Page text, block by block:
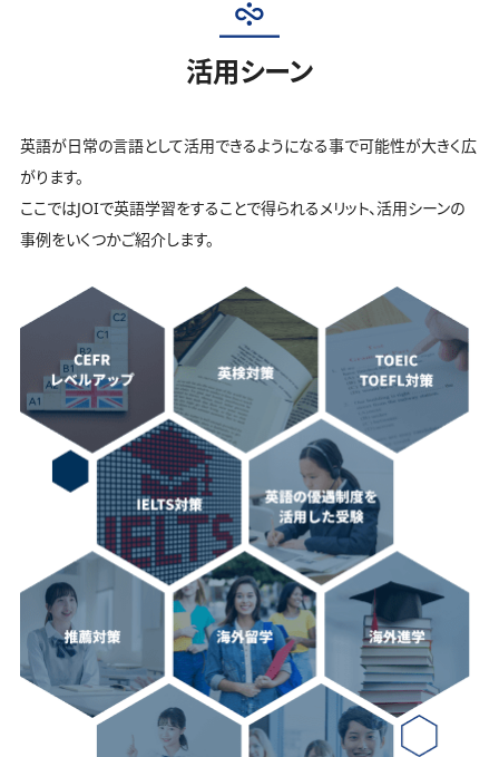
活用シーン
英語が日常の言語として活用できるようになる事で可能性が大きく広
がります。
ここではJOIで英語学習をすることで得られるメリット、活用シーンの
事例をいくつかご紹介します。